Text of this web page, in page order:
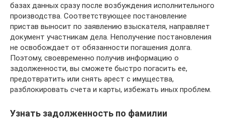
базах данных сразу после возбуждения исполнительного
производства. Соответствующее постановление
пристав выносит по заявлению взыскателя, направляет
документ участникам дела. Неполучение постановления
не освобождает от обязанности погашения долга.
Поэтому, своевременно получив информацию о
задолженности, вы сможете быстро погасить ее,
предотвратить или снять арест с имущества,
разблокировать счета и карты, избежать иных проблем.
Узнать задолженность по фамилии